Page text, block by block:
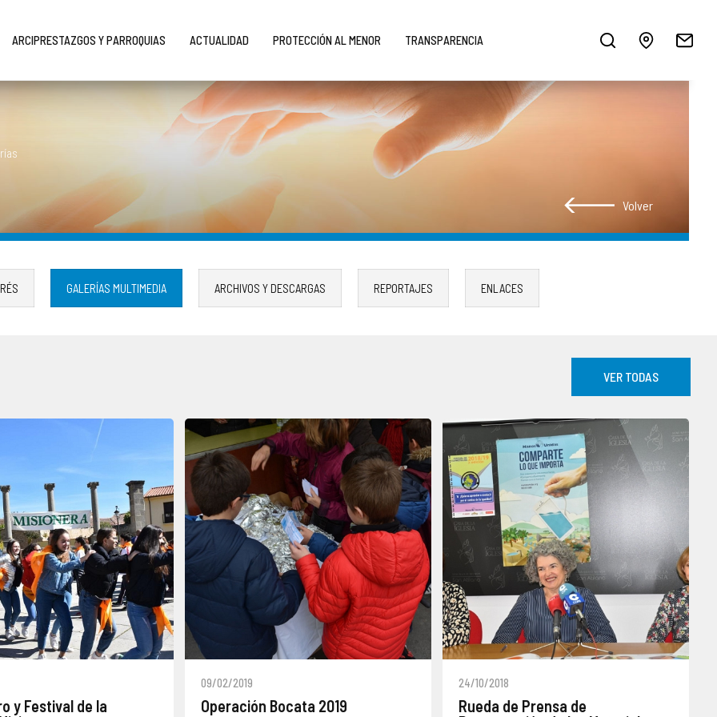
ARCIPRESTAZGOS Y PARROQUIAS ACTUALIDAD PROTECCIÓN AL MENOR TRANSPARENCIA
Volver
GALERÍAS MULTIMEDIA ARCHIVOS Y DESCARGAS REPORTAJES ENLACES
VER TODAS
y Festival de la
09/02/2019
Operación Bocata 2019
24/10/2018
Rueda de Prensa de